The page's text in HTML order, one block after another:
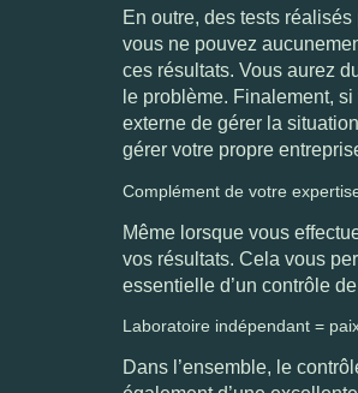
En outre, des tests
vous ne pouvez
ces résultats. Vous aurez
le problème. Finalement,
externe de gérer la
gérer votre propre
Complément de votre
Même lorsque vous
vos résultats. Cela vous
essentielle d’un contrôle
Laboratoire indépendant =
Dans l’ensemble, le